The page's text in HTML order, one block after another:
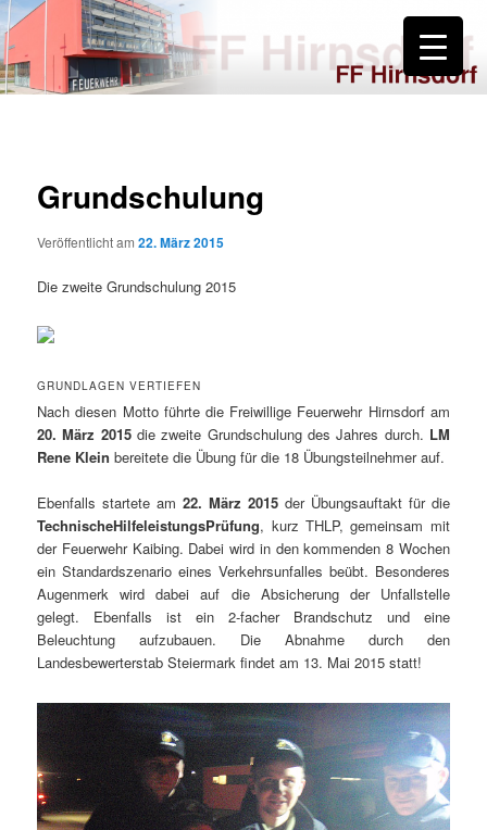
Zum
primären
Inhalt
springenFF Hirnsdorf
Grundschulung
Veröffentlicht am22. März 2015
Die zweite Grundschulung 2015
GRUNDLAGEN VERTIEFEN
Nach diesen Motto führte die Freiwillige Feuerwehr Hirnsdorf am
20. März 2015die zweite Grundschulung des Jahres durch. LM
Rene Kleinbereitete die Übung für die 18 Übungsteilnehmer auf.
Ebenfalls startete am22. März 2015 der Übungsauftakt für die
TechnischeHilfeleistungsPrüfung, kurz THLP, gemeinsam mit
der Feuerwehr Kaibing. Dabei wird in den kommenden 8 Wochen
ein Standardszenario eines Verkehrsunfalles beübt. Besonderes
Augenmerk wird dabei auf die Absicherung der Unfallstelle
gelegt. Ebenfalls ist ein 2-facher Brandschutz und eine
Beleuchtung aufzubauen. Die Abnahme durch den
Landesbewerterstab Steiermark findet am 13. Mai 2015 statt!